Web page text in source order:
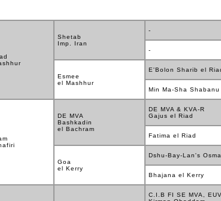
Shetab
Imp. Iran
-
-
Esmee
el Mashhur
E'Bolon Sharib el
Min Ma-Sha Shabanu
DE MVA
Bashkadin
el Bachram
DE MVA & KVA-R
Gajus el Riad
Fatima el Riad
Goa
el Kerry
Dshu-Bay-Lan's
Bhajana el Kerry
C.I.B FI SE MVA,